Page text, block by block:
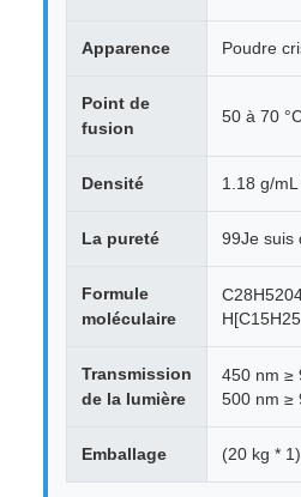
Apparence Poudre
Point de
fusion
50 à 70
Densité 1.18 g/mL
La pureté 99Je suis
Formule
moléculaire
Transmission
de la lumière
450 nm ≥
500 nm ≥
Emballage (20 kg *